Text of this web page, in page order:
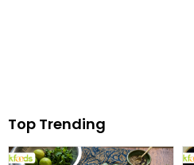
Top Trending